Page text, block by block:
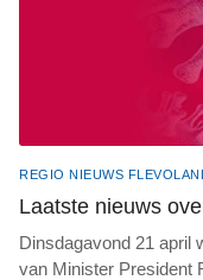
REGIO NIEUWS
Laatste nieuws
Dinsdagavond 21 april
van Minister President